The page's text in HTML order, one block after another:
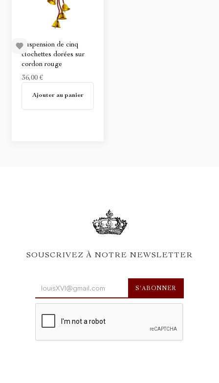
Suspension de cinq
clochettes dorées sur
cordon rouge
36,00 €
Ajouter au panier
SOUSCRIVEZ À NOTRE NEWSLETTER